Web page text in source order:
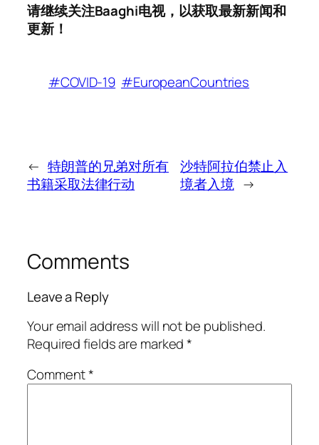
请继续关注Baaghi电视，以获取最新新闻和
更新！
#COVID-19 #EuropeanCountries
← 特朗普的兄弟对所有
书籍采取法律行动
沙特阿拉伯禁止入
境者入境 →
Comments
Leave a Reply
Your email address will not be published.
Required fields are marked*
Comment*